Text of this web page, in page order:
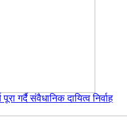
गर्दै संवैधानिक दायित्व निर्वाह